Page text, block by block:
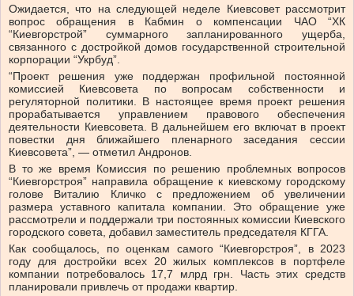
Ожидается, что на следующей неделе Киевсовет рассмотрит
вопрос обращения в Кабмин о компенсации ЧАО “ХК
“Киевгорстрой” суммарного запланированного ущерба,
связанного с достройкой домов государственной строительной
корпорации “Укрбуд”.
“Проект решения уже поддержан профильной постоянной
комиссией Киевсовета по вопросам собственности и
регуляторной политики. В настоящее время проект решения
прорабатывается управлением правового обеспечения
деятельности Киевсовета. В дальнейшем его включат в проект
повестки дня ближайшего пленарного заседания сессии
Киевсовета”, — отметил Андронов.
В то же время Комиссия по решению проблемных вопросов
“Киевгорстроя” направила обращение к киевскому городскому
голове Виталию Кличко с предложением об увеличении
размера уставного капитала компании. Это обращение уже
рассмотрели и поддержали три постоянных комиссии Киевского
городского совета, добавил заместитель председателя КГГА.
Как сообщалось, по оценкам самого “Киевгорстроя”, в 2023
году для достройки всех 20 жилых комплексов в портфеле
компании потребовалось 17,7 млрд грн. Часть этих средств
планировали привлечь от продажи квартир.